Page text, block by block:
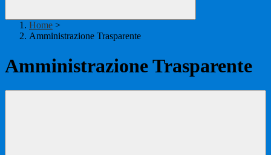
Home >
Amministrazione Trasparente
Amministrazione Trasparente